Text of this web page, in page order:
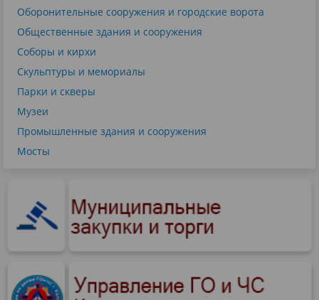
Оборонительные сооружения и городские ворота
Общественные здания и сооружения
Соборы и кирхи
Скульптуры и мемориалы
Парки и скверы
Музеи
Промышленные здания и сооружения
Мосты